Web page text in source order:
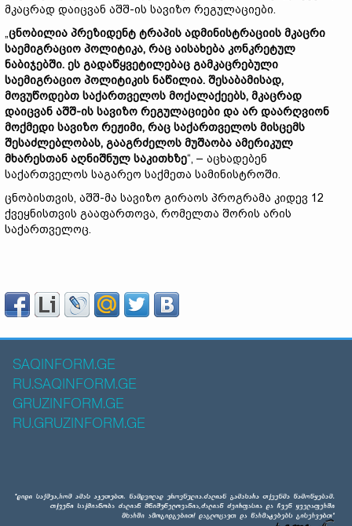
მკაცრად დაიცვან აშშ-ის სავიზო რეგულაციები.
„ცნობილია პრეზიდენტ ტრაპის ადმინისტრაციის მკაცრი
საემიგრაციო პოლიტიკა, რაც აისახება კონკრეტულ
ნაბიჯებში. ეს გადაწყვეტილებაც გამკაცრებული
საემიგრაციო პოლიტიკის ნაწილია. შესაბამისად,
მოვუწოდებთ საქართველოს მოქალაქეებს, მკაცრად
დაიცვან აშშ-ის სავიზო რეგულაციები და არ დაარღვიონ
მოქმედი სავიზო რეჟიმი, რაც საქართველოს მისცემს
შესაძლებლობას, გააგრძელოს მუშაობა ამერიკულ
მხარესთან აღნიშნულ საკითხზე“, – აცხადებენ
საქართველოს საგარეო საქმეთა სამინისტროში.
ცნობისთვის, აშშ-მა სავიზო გირაოს პროგრამა კიდევ 12
ქვეყნისთვის გააფართოვა, რომელთა შორის არის
საქართველოც.
SAQINFORM.GE
RU.SAQINFORM.GE
GRUZINFORM.GE
RU.GRUZINFORM.GE